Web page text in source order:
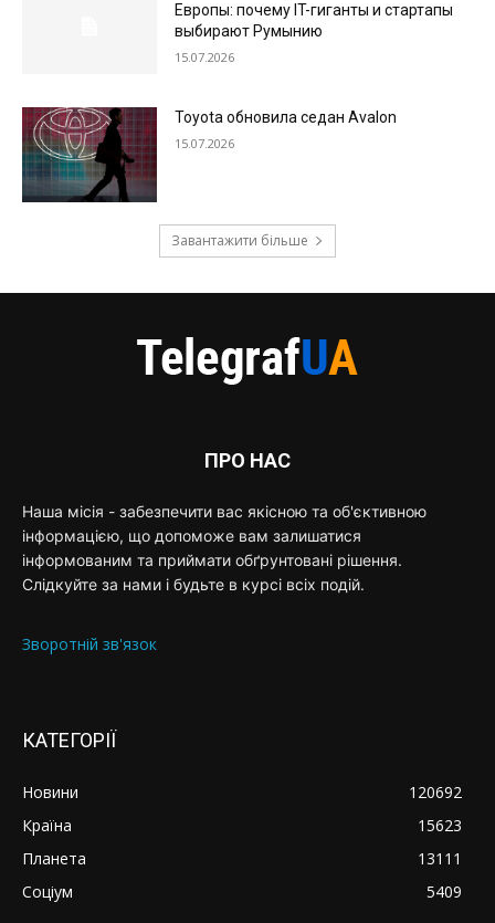
Европы: почему IT-гиганты и стартапы
выбирают Румынию
15.07.2026
Toyota обновила седан Avalon
15.07.2026
Завантажити більше
ПРО НАС
Наша місія - забезпечити вас якісною та об'єктивною
інформацією, що допоможе вам залишатися
інформованим та приймати обґрунтовані рішення.
Слідкуйте за нами і будьте в курсі всіх подій.
Зворотній зв'язок
КАТЕГОРІЇ
Новини
120692
Країна
15623
Планета
13111
Соціум
5409